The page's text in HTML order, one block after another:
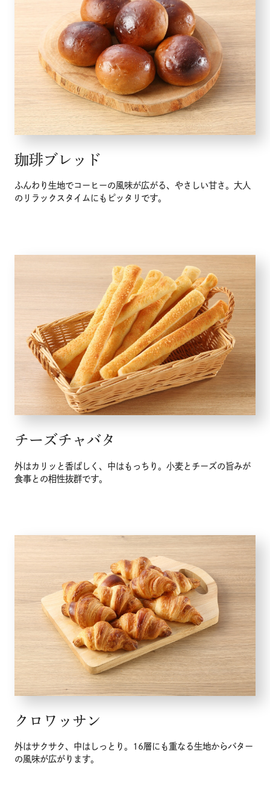
珈琲ブレッド
ふんわり生地でコーヒーの風味が広がる、やさしい甘さ。大人
のリラックスタイムにもピッタリです。
チーズチャバタ
外はカリッと香ばしく、中はもっちり。小麦とチーズの旨みが
食事との相性抜群です。
クロワッサン
外はサクサク、中はしっとり。16層にも重なる生地からバター
の風味が広がります。